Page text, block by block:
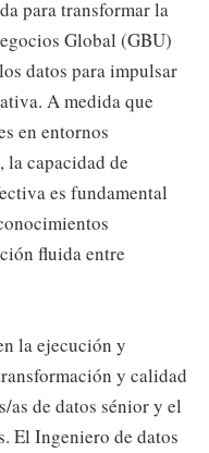
para transformar la
Global (GBU)
datos para impulsar
A medida que
en entornos
capacidad de
es fundamental
fluida entre
la ejecución y
y calidad
as de datos sénior y el
El Ingeniero de datos